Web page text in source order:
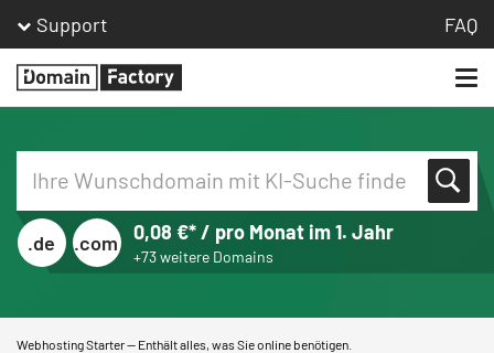
Support FAQ
Homepage
.de .com 0,08 €* / pro Monat im 1. Jahr
+73 weitere Domains
Webhosting Starter — Enthält alles, was Sie online benötigen.